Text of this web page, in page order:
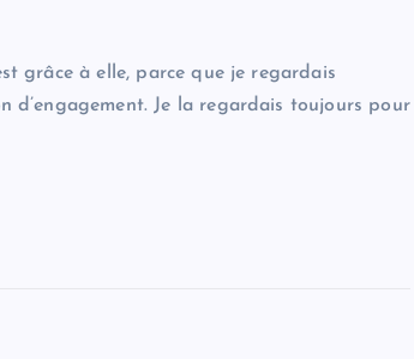
grâce à elle, parce que je regardais
d’engagement. Je la regardais toujours pour